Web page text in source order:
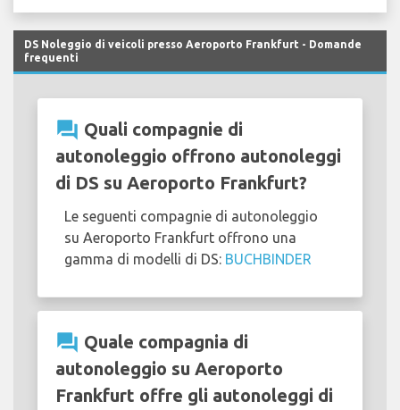
DS Noleggio di veicoli presso Aeroporto Frankfurt - Domande
frequenti
question_answer Quali compagnie di
autonoleggio offrono autonoleggi
di DS su Aeroporto Frankfurt?
Le seguenti compagnie di autonoleggio
su Aeroporto Frankfurt offrono una
gamma di modelli di DS: BUCHBINDER
question_answer Quale compagnia di
autonoleggio su Aeroporto
Frankfurt offre gli autonoleggi di